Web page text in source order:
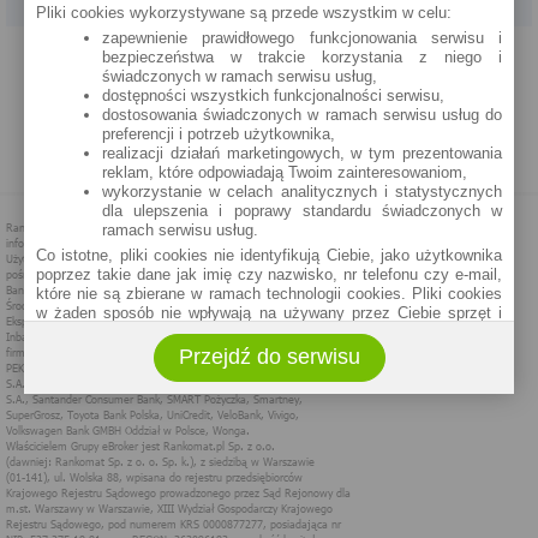
PROGRAM PARTNERSKI O NAS REKLAMA REGULAMIN
POLITYKA PRYWATNOŚCI POLITYKA COOKIES ZASADY PLASOWANIA
Pliki cookies wykorzystywane są przede wszystkim w celu:
zapewnienie prawidłowego funkcjonowania serwisu i
bezpieczeństwa w trakcie korzystania z niego i
świadczonych w ramach serwisu usług,
dostępności wszystkich funkcjonalności serwisu,
dostosowania świadczonych w ramach serwisu usług do
preferencji i potrzeb użytkownika,
realizacji działań marketingowych, w tym prezentowania
reklam, które odpowiadają Twoim zainteresowaniom,
wykorzystanie w celach analitycznych i statystycznych
dla ulepszenia i poprawy standardu świadczonych w
ramach serwisu usług.
Co istotne, pliki cookies nie identyfikują Ciebie, jako użytkownika
poprzez takie dane jak imię czy nazwisko, nr telefonu czy e-mail,
które nie są zbierane w ramach technologii cookies. Pliki cookies
w żaden sposób nie wpływają na używany przez Ciebie sprzęt i
Zakres wykorzystywania plików cookies możliwy jest do
określenia w ustawieniach przeglądarki każdego użytkownika. Bez
wprowadzenia zmian ustawień, informacje w plikach cookies mogą
być zapisywane w pamięci Twojego urządzenia.
Administratorem danych pozyskiwanych w technologii cookies jest
spółka Rankomat.pl Sp. z o.o. (dawniej: Rankomat Sp. z o. o. Sp.
k.) z siedzibą w Warszawie, ul. Wolska 88, 01 - 141 Warszawa.
Możesz jako użytkownik w każdym czasie skontaktować się z
administratorem pod adresem bok@ebroker.pl, jak również wyrazić
Przejdź do serwisu